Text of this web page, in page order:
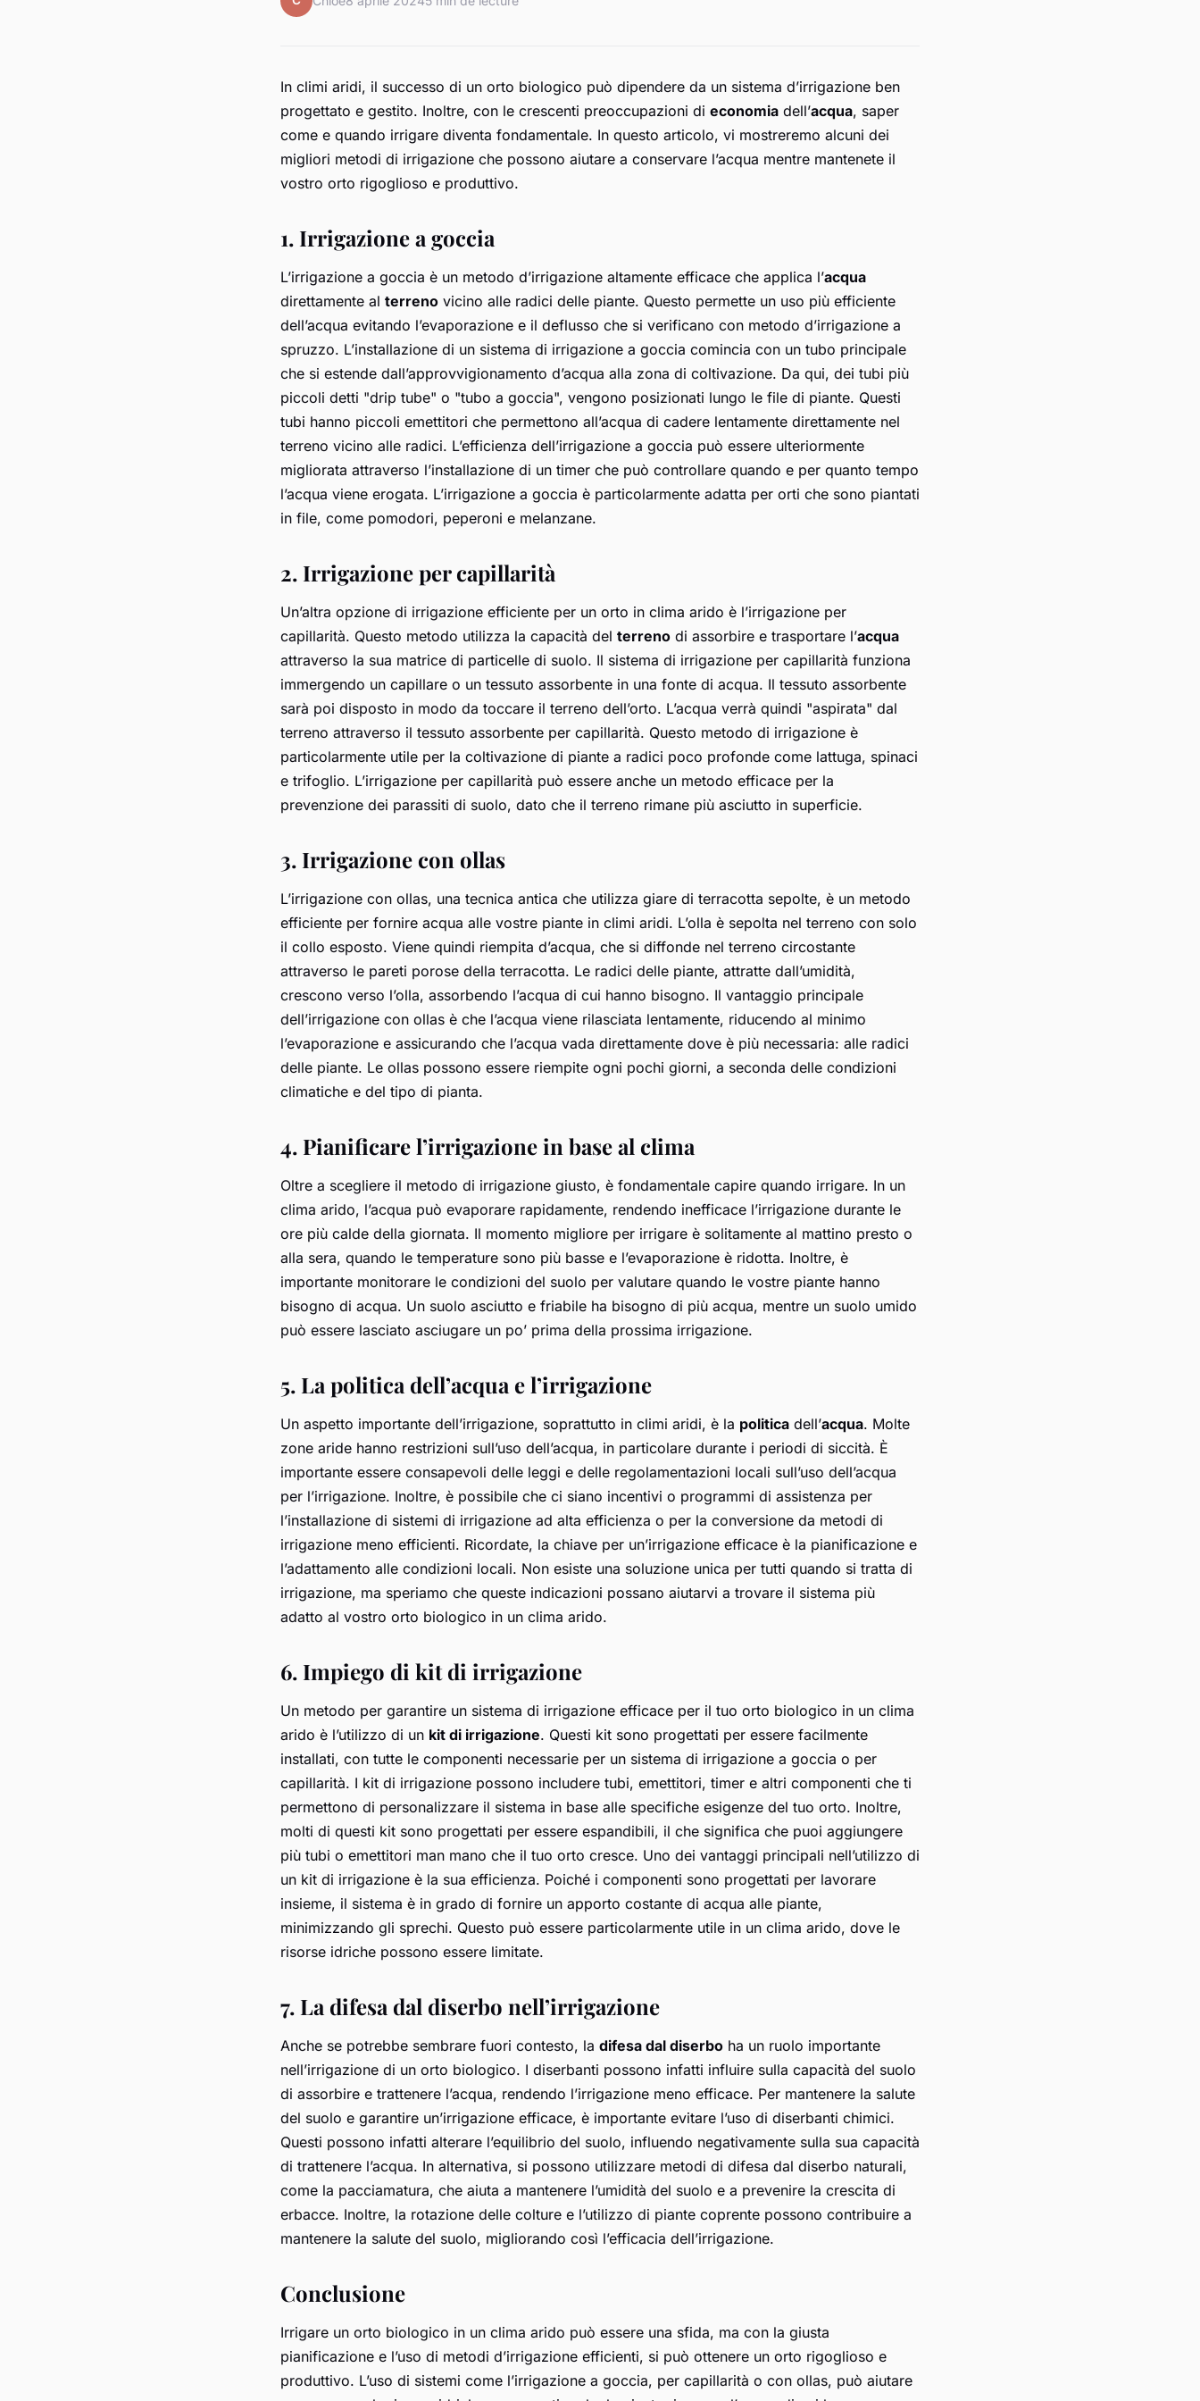
In climi aridi, il successo di un orto biologico può dipendere da un sistema d’irrigazione ben
progettato e gestito. Inoltre, con le crescenti preoccupazioni di economia dell’acqua, saper
come e quando irrigare diventa fondamentale. In questo articolo, vi mostreremo alcuni dei
migliori metodi di irrigazione che possono aiutare a conservare l’acqua mentre mantenete il
vostro orto rigoglioso e produttivo.
1. Irrigazione a goccia
L’irrigazione a goccia è un metodo d’irrigazione altamente efficace che applica l’acqua
direttamente al terreno vicino alle radici delle piante. Questo permette un uso più efficiente
dell’acqua evitando l’evaporazione e il deflusso che si verificano con metodo d’irrigazione a
spruzzo. L’installazione di un sistema di irrigazione a goccia comincia con un tubo principale
che si estende dall’approvvigionamento d’acqua alla zona di coltivazione. Da qui, dei tubi più
piccoli detti "drip tube" o "tubo a goccia", vengono posizionati lungo le file di piante. Questi
tubi hanno piccoli emettitori che permettono all’acqua di cadere lentamente direttamente nel
terreno vicino alle radici. L’efficienza dell’irrigazione a goccia può essere ulteriormente
migliorata attraverso l’installazione di un timer che può controllare quando e per quanto tempo
l’acqua viene erogata. L’irrigazione a goccia è particolarmente adatta per orti che sono piantati
in file, come pomodori, peperoni e melanzane.
2. Irrigazione per capillarità
Un’altra opzione di irrigazione efficiente per un orto in clima arido è l’irrigazione per
capillarità. Questo metodo utilizza la capacità del terreno di assorbire e trasportare l’acqua
attraverso la sua matrice di particelle di suolo. Il sistema di irrigazione per capillarità funziona
immergendo un capillare o un tessuto assorbente in una fonte di acqua. Il tessuto assorbente
sarà poi disposto in modo da toccare il terreno dell’orto. L’acqua verrà quindi "aspirata" dal
terreno attraverso il tessuto assorbente per capillarità. Questo metodo di irrigazione è
particolarmente utile per la coltivazione di piante a radici poco profonde come lattuga, spinaci
e trifoglio. L’irrigazione per capillarità può essere anche un metodo efficace per la
prevenzione dei parassiti di suolo, dato che il terreno rimane più asciutto in superficie.
3. Irrigazione con ollas
L’irrigazione con ollas, una tecnica antica che utilizza giare di terracotta sepolte, è un metodo
efficiente per fornire acqua alle vostre piante in climi aridi. L’olla è sepolta nel terreno con solo
il collo esposto. Viene quindi riempita d’acqua, che si diffonde nel terreno circostante
attraverso le pareti porose della terracotta. Le radici delle piante, attratte dall’umidità,
crescono verso l’olla, assorbendo l’acqua di cui hanno bisogno. Il vantaggio principale
dell’irrigazione con ollas è che l’acqua viene rilasciata lentamente, riducendo al minimo
l’evaporazione e assicurando che l’acqua vada direttamente dove è più necessaria: alle radici
delle piante. Le ollas possono essere riempite ogni pochi giorni, a seconda delle condizioni
climatiche e del tipo di pianta.
4. Pianificare l’irrigazione in base al clima
Oltre a scegliere il metodo di irrigazione giusto, è fondamentale capire quando irrigare. In un
clima arido, l’acqua può evaporare rapidamente, rendendo inefficace l’irrigazione durante le
ore più calde della giornata. Il momento migliore per irrigare è solitamente al mattino presto o
alla sera, quando le temperature sono più basse e l’evaporazione è ridotta. Inoltre, è
importante monitorare le condizioni del suolo per valutare quando le vostre piante hanno
bisogno di acqua. Un suolo asciutto e friabile ha bisogno di più acqua, mentre un suolo umido
può essere lasciato asciugare un po’ prima della prossima irrigazione.
5. La politica dell’acqua e l’irrigazione
Un aspetto importante dell’irrigazione, soprattutto in climi aridi, è la politica dell’acqua. Molte
zone aride hanno restrizioni sull’uso dell’acqua, in particolare durante i periodi di siccità. È
importante essere consapevoli delle leggi e delle regolamentazioni locali sull’uso dell’acqua
per l’irrigazione. Inoltre, è possibile che ci siano incentivi o programmi di assistenza per
l’installazione di sistemi di irrigazione ad alta efficienza o per la conversione da metodi di
irrigazione meno efficienti. Ricordate, la chiave per un’irrigazione efficace è la pianificazione e
l’adattamento alle condizioni locali. Non esiste una soluzione unica per tutti quando si tratta di
irrigazione, ma speriamo che queste indicazioni possano aiutarvi a trovare il sistema più
adatto al vostro orto biologico in un clima arido.
6. Impiego di kit di irrigazione
Un metodo per garantire un sistema di irrigazione efficace per il tuo orto biologico in un clima
arido è l’utilizzo di un kit di irrigazione. Questi kit sono progettati per essere facilmente
installati, con tutte le componenti necessarie per un sistema di irrigazione a goccia o per
capillarità. I kit di irrigazione possono includere tubi, emettitori, timer e altri componenti che ti
permettono di personalizzare il sistema in base alle specifiche esigenze del tuo orto. Inoltre,
molti di questi kit sono progettati per essere espandibili, il che significa che puoi aggiungere
più tubi o emettitori man mano che il tuo orto cresce. Uno dei vantaggi principali nell’utilizzo di
un kit di irrigazione è la sua efficienza. Poiché i componenti sono progettati per lavorare
insieme, il sistema è in grado di fornire un apporto costante di acqua alle piante,
minimizzando gli sprechi. Questo può essere particolarmente utile in un clima arido, dove le
risorse idriche possono essere limitate.
7. La difesa dal diserbo nell’irrigazione
Anche se potrebbe sembrare fuori contesto, la difesa dal diserbo ha un ruolo importante
nell’irrigazione di un orto biologico. I diserbanti possono infatti influire sulla capacità del suolo
di assorbire e trattenere l’acqua, rendendo l’irrigazione meno efficace. Per mantenere la salute
del suolo e garantire un’irrigazione efficace, è importante evitare l’uso di diserbanti chimici.
Questi possono infatti alterare l’equilibrio del suolo, influendo negativamente sulla sua capacità
di trattenere l’acqua. In alternativa, si possono utilizzare metodi di difesa dal diserbo naturali,
come la pacciamatura, che aiuta a mantenere l’umidità del suolo e a prevenire la crescita di
erbacce. Inoltre, la rotazione delle colture e l’utilizzo di piante coprente possono contribuire a
mantenere la salute del suolo, migliorando così l’efficacia dell’irrigazione.
Conclusione
Irrigare un orto biologico in un clima arido può essere una sfida, ma con la giusta
pianificazione e l’uso di metodi d’irrigazione efficienti, si può ottenere un orto rigoglioso e
produttivo. L’uso di sistemi come l’irrigazione a goccia, per capillarità o con ollas, può aiutare